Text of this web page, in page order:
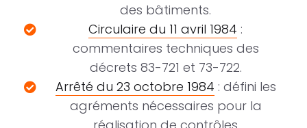
des bâtiments.
Circulaire du 11 avril 1984 :
commentaires techniques des
décrets 83-721 et 73-722.
Arrêté du 23 octobre 1984 : défini les
agréments nécessaires pour la